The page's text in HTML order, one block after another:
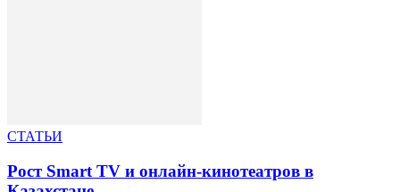
СТАТЬИ
Рост Smart TV и онлайн-кинотеатров в